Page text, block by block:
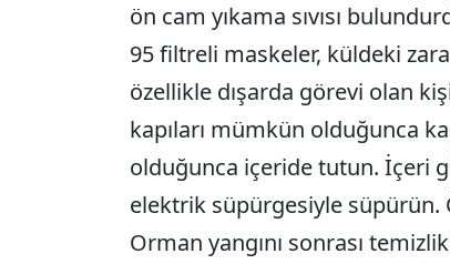
ön cam yıkama sıvısı
95 filtreli maskeler, küldeki
özellikle dışarda görevi olan
kapıları mümkün olduğunca
olduğunca içeride tutun. İçeri
elektrik süpürgesiyle
Orman yangını sonrası